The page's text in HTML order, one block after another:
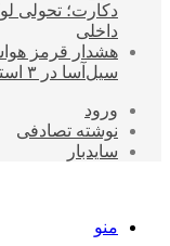
دکارت؛ تحولی
داخلی
سیل‌آسا در ۳ استان
ورود
نوشته تصادفی
سایدبار
منو